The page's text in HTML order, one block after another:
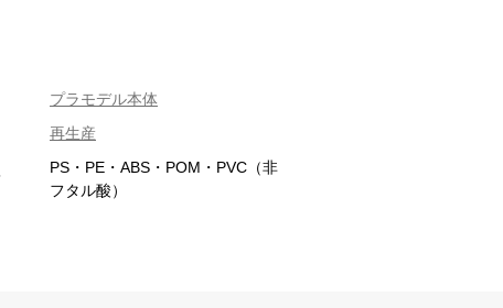
プラモデル本体
再生産
PS・PE・ABS・POM・PVC（非
フタル酸）